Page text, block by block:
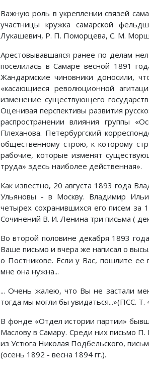
Важную роль в укреплении связей
участницы кружка самарской
Лукашевич, Р. П. Поморцева, С. М.
Арестовывавшаяся ранее по делам
поселилась в Самаре весной 1891
Жандармские чиновники доносили,
«касающиеся революционной
изменение существующего
Оценивая перспективы развития
распространении влияния группы
Плеханова. Петербургский
общественному строю, к которому
рабочие, которые изменят
труда» здесь наиболее действенная».
Как известно, 20 августа 1893 года
Ульяновы - в Москву. Владимир
четырех сохранившихся его писем за
Сочинений В. И. Ленина три письма (
Во второй половине декабря 1893
Ваше письмо и вчера же написал о
о Постникове. Если у Вас, пошлите ее
мне она нужна...
... Очень жалею, что Вы не застали
тогда мы могли бы увидаться...»(ПСС. Т.
В фонде «Отдел истории партии»
Маслову в Самару. Среди них письмо
из Устюга Николая Подбельского,
(осень 1892 - весна 1894 гг.).